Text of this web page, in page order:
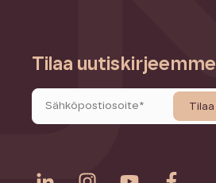
Tilaa uutiskirjeemme